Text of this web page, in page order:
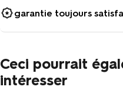
garantie toujours
Ceci pourrait
intéresser